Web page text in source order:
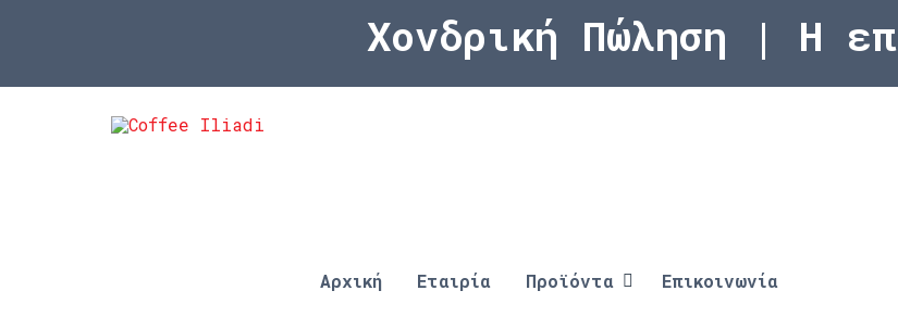
Χονδρική Πώληση | Η
Αρχική Εταιρία Προϊόντα Επικοινωνία